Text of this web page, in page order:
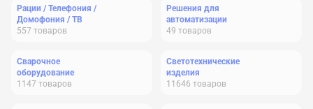
Рации / Телефония /
Домофония / ТВ
557 товаров
Решения для
автоматизации
49 товаров
Сварочное
оборудование
1147 товаров
Светотехнические
изделия
11646 товаров